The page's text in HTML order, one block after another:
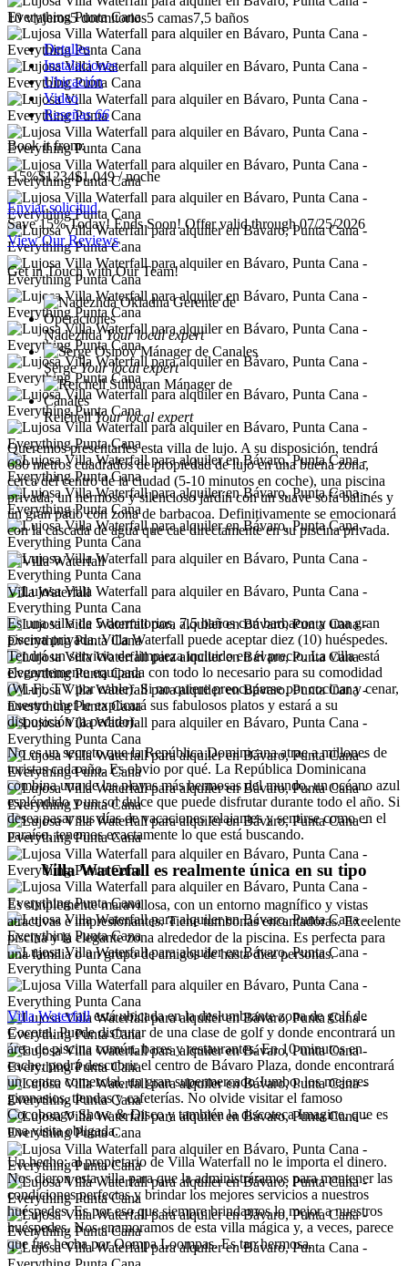
10 viajeros5 dormitorios5 camas7,5 baños
Detalles
Instalaciones
Ubicación
Video
Reseñas66
Book it from:
-15%$1234$1,049/ noche
Enviar solicitud
Save 15% Today! Ends Soon! Offer valid through 07/25/2026
View Our Reviews
Get in Touch with Our Team!
NadezhdaYour local expert
SergeYour local expert
ReichellYour local expert
Queremos presentarles esta villa de lujo. A su disposición, tendrá
680 metros cuadrados de propiedad de lujo en una buena zona,
cerca del centro de la ciudad (5-10 minutos en coche), una piscina
privada, un hermoso y silencioso jardín con un suave sofá balinés y
un gran patio con zona de barbacoa. Definitivamente se emocionará
con la cascada de agua que cae directamente en su piscina privada.
Villa Waterfall
Es una villa de 5 dormitorios, 7,5 baños con barbacoa y una gran
piscina privada. Villa Waterfall puede aceptar diez (10) huéspedes.
Tendrá un servicio de limpieza incluido en el precio. La villa está
elegantemente equipada con todo lo necesario para su comodidad
(Wi-Fi, TV por cable). Si no quiere preocuparse por cocinar y cenar,
nuestro chef le explicará sus fabulosos platos y estará a su
disposición (a pedido).
No es un secreto que la República Dominicana atrae a millones de
turistas cada año. Es obvio por qué. La República Dominicana
combina una de las playas más hermosas del mundo, un océano azul
espléndido y un sol dulce que puede disfrutar durante todo el año. Si
desea pasar sus días de vacaciones relajantes y sentirse como en el
paraíso, tenemos exactamente lo que está buscando.
Villa Waterfall es realmente única en su tipo
Es simplemente maravillosa, con un entorno magnífico y vistas
atractivas e impresionantes. Tiene tumbonas encantadoras. Excelente
piscina y la elegante zona alrededor de la piscina. Es perfecta para
una familia o un grupo de amigos de hasta diez personas.
Villa Waterfallestá ubicada en la deslumbrante zona de golf de
Cocotal. Puede disfrutar de una clase de golf y donde encontrará un
área de piscina común, bares y restaurantes. En 10 minutos en
coche, podrá descubrir el centro de Bávaro Plaza, donde encontrará
un centro comercial, un gran supermercado Jumbo, los mejores
gimnasios, tiendas y cafeterías. No olvide visitar el famoso
Cocobongo Show & Disco y también la discoteca Imagine, que es
una visita obligada.
Un hecho: al propietario de Villa Waterfall no le importa el dinero.
Nos dieron esta villa para que la administráramos para mantener las
condiciones perfectas y brindar los mejores servicios a nuestros
huéspedes. Es por eso que siempre brindamos lo mejor a nuestros
huéspedes. Nos enamoramos de esta villa mágica y, a veces, parece
que fue hecha por Oompa Loompas. Es tan hermosa.